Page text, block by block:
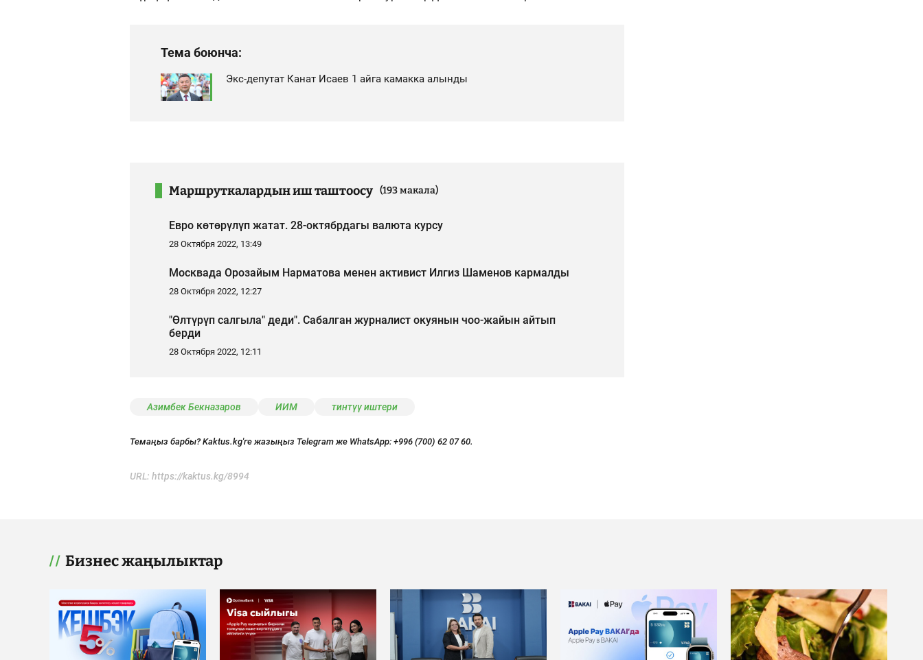
Тема боюнча:
Экс-депутат Канат Исаев 1 айга камакка алынды
Маршруткалардын иш таштоосу (193 макала)
Евро көтөрүлүп жатат. 28-октябрдагы валюта курсу
28 Октября 2022, 13:49
Москвада Орозайым Нарматова менен активист Илгиз Шаменов кармалды
28 Октября 2022, 12:27
"Өлтүрүп салгыла" деди". Сабалган журналист окуянын чоо-жайын айтып
берди
28 Октября 2022, 12:11
Азимбек Бекназаров ИИМ тинтүү иштери
Темаңыз барбы? Kaktus.kg'ге жазыңыз Telegram же WhatsApp: +996 (700) 62 07 60.
URL: https://kaktus.kg/8994
Бизнес жаңылыктар